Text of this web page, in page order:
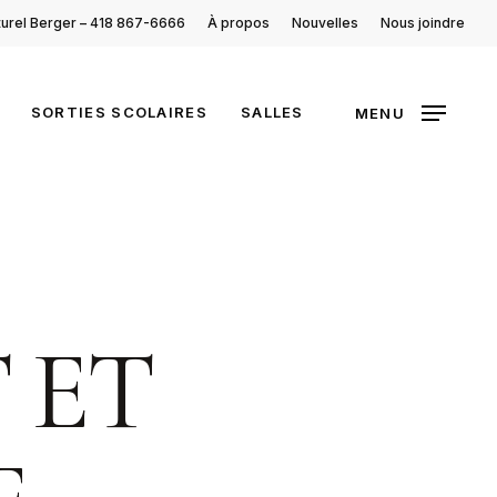
Berger – 418 867-6666 À propos Nouvelles Nous joindre
SORTIES SCOLAIRES SALLES MENU